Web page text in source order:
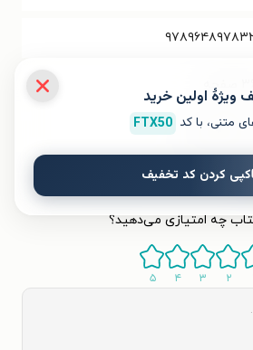
صفحه
تومان
چه امتیازی می‌دهید؟
۲ ۳ ۴ ۵
متنی، با کد FTX50
کپی کردن کد تخفیف